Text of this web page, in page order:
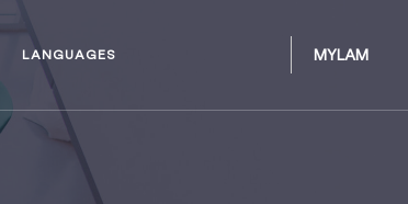
LANGUAGES MYLAM